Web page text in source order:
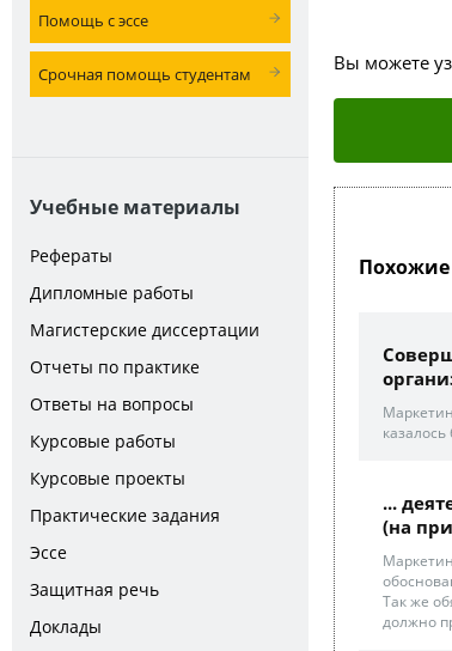
Помощь с эссе
Срочная помощь студентам
Учебные материалы
Рефераты
Дипломные работы
Магистерские диссертации
Отчеты по практике
Ответы на вопросы
Курсовые работы
Курсовые проекты
Практические задания
Эссе
Защитная речь
Доклады
Вы можете
Похожие
казалось
...
(на
Так же
должно